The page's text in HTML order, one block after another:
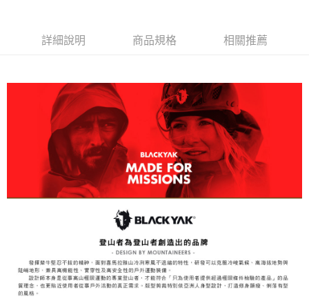
購買商品的店家。未經商家同意取消之訂單仍視為有效，需透過AFTEE先享
後付繳納相關費用。
客戶支援中心」https://netprotections.freshdesk.com/support/home
【注意事項】
１．透過由恩沛科技股份有限公司提供之「AFTEE先享後付」服務完成之交
易，需依本服務之必要範圍內提供個人資料，並將交易相關給付款項請求債
權轉讓予恩沛科技股份有限公司。
２．關於個人資料處理事宜，請瀏覽以下網址：
https://aftee.tw/terms/#terms3
３．未成年的使用者請事先徵得法定代理人或監護人之同意方可使用
「AFTEE先享後付」，若未經同意申辦者引起之損失，本公司不負相關責
４．使用「AFTEE先享後付」時，將依據個別帳號之用戶狀況，依本公司即
時審查核予不同之上限額度；若仍有額度不足之情形，本公司將視審查結果
請求用戶進行身份認證。
５．嚴禁一人註冊多個帳號或使用他人資訊註冊。若發現惡意使用之情形，
恩沛科技股份有限公司將有權停止該用戶之使用額度並採取法律行動。
每筆NT$60，滿NT$799(含以上)免運費
7-11取貨付款
每筆NT$60，滿NT$799(含以上)免運費
付款後7-11取貨
每筆NT$60，滿NT$799(含以上)免運費
每筆NT$70，滿NT$799(含以上)免運費
詳細說明 商品規格 相關推薦